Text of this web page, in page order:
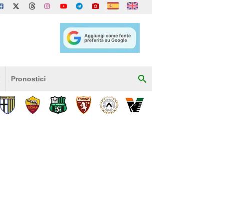
Pronostici